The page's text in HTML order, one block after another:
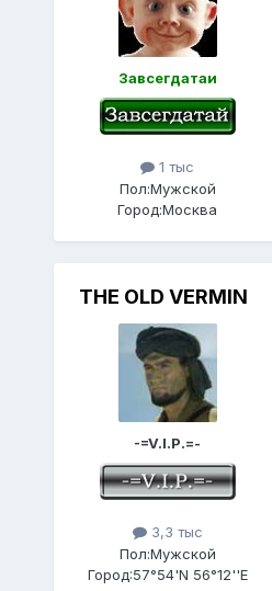
Завсегдатаи
1 тыс
Пол:Мужской
Город:Москва
THE OLD VERMIN
-=V.I.P.=-
3,3 тыс
Пол:Мужской
Город:57°54'N 56°12''E